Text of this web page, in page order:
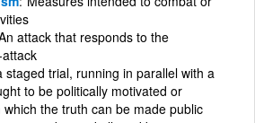
attack that responds to the
staged trial, running in parallel with a
to be politically motivated or
the truth can be made public